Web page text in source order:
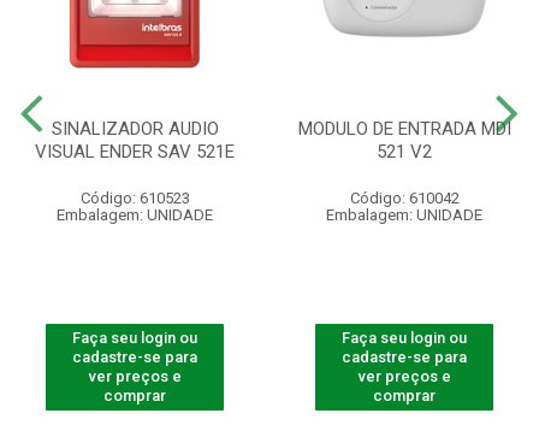
SINALIZADOR AUDIO
VISUAL ENDER SAV 521E
Código: 610523
Embalagem: UNIDADE
Faça seu login ou
cadastre-se para
ver preços e
comprar
MODULO DE ENTRADA MDI
521 V2
Código: 610042
Embalagem: UNIDADE
Faça seu login ou
cadastre-se para
ver preços e
comprar